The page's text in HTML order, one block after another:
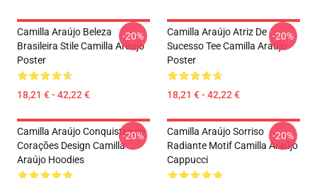
Camilla Araújo Beleza
Brasileira Stile Camilla Araújo
Poster
18,21 € - 42,22 €
-20%
Camilla Araújo Atriz De
Sucesso Tee Camilla Araújo
Poster
18,21 € - 42,22 €
-20%
Camilla Araújo Conquistando
Corações Design Camilla
Araújo Hoodies
-20%
Camilla Araújo Sorriso
Radiante Motif Camilla Araújo
Cappucci
-20%